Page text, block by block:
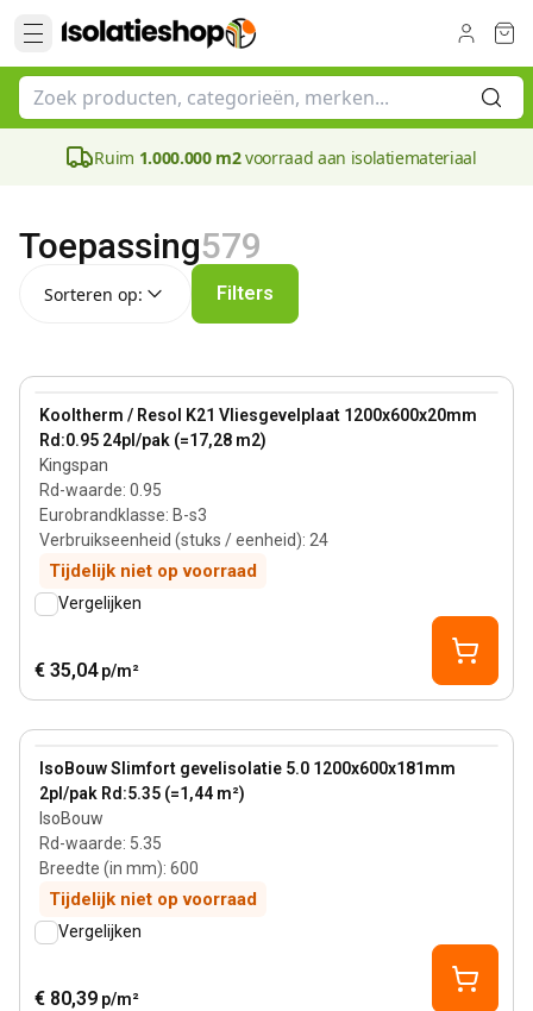
Ruim 1.000.000 m2voorraad aan isolatiemateriaal
Toepassing579
Sorteren op: Filters
Kooltherm / Resol K21 Vliesgevelplaat 1200x600x20mm
Rd:0.95 24pl/pak (=17,28 m2)
Kingspan
Rd-waarde: 0.95
Eurobrandklasse: B-s3
Verbruikseenheid (stuks / eenheid): 24
Tijdelijk niet op voorraad
View product
Vergelijken
€ 35,04 p/m²
IsoBouw Slimfort gevelisolatie 5.0 1200x600x181mm
2pl/pak Rd:5.35 (=1,44 m²)
IsoBouw
Rd-waarde: 5.35
Breedte (in mm): 600
Tijdelijk niet op voorraad
View product
Vergelijken
€ 80,39 p/m²